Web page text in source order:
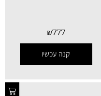
₪777
קנה עכשיו